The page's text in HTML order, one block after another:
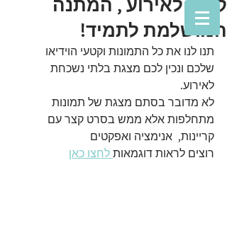
קליפ לאירוע , המתנה
המושלמת לתמיד!
תנו לנו את כל התמונות וקטעי הוידיאו
שלכם ונכין לכם מצגת בלתי נשכחת
לאירוע.
לא מדובר בסתם מצגת של תמונות
מתחלפות אלא ממש בסרט קצר עם
קריינות,  אנימציה ואפקטים
רוצים לראות דוגמאות לחצו כאן